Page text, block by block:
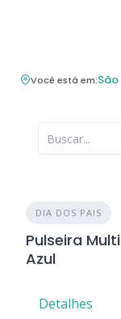
Você está em:
DIA DOS PAIS
Pulseira
Azul
Detalhes